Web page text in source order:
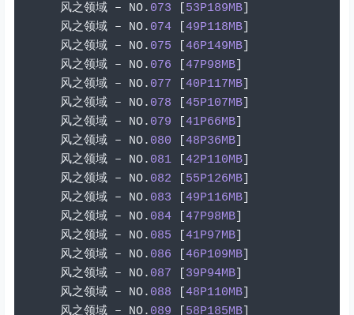
风之领域
– NO. 073 53P189MB]
风之领域
– NO. 074 49P118MB]
风之领域
– NO. 075 46P149MB]
风之领域
– NO. 076 47P98MB]
风之领域
– NO. 077 40P117MB]
风之领域
– NO. 078 45P107MB]
风之领域
– NO. 079 41P66MB]
风之领域
– NO. 080 48P36MB]
风之领域
– NO. 081 42P110MB]
风之领域
– NO. 082 55P126MB]
风之领域
– NO. 083 49P116MB]
风之领域
– NO. 084 47P98MB]
风之领域
– NO. 085 41P97MB]
风之领域
– NO. 086 46P109MB]
风之领域
– NO. 087 39P94MB]
风之领域
– NO. 088 48P110MB]
风之领域
– NO. 089 58P185MB]